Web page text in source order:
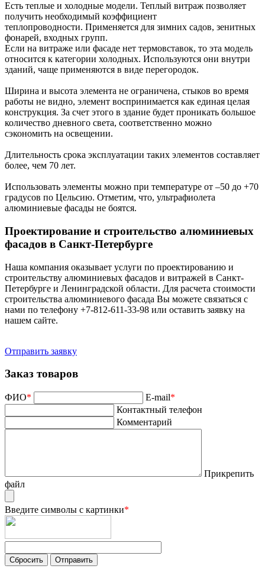
Есть теплые и холодные модели. Теплый витраж позволяет
получить необходимый коэффициент
теплопроводности. Применяется для зимних садов, зенитных
фонарей, входных групп.
Если на витраже или фасаде нет термовставок, то эта модель
относится к категории холодных. Используются они внутри
зданий, чаще применяются в виде перегородок.
Ширина и высота элемента не ограничена, стыков во время
работы не видно, элемент воспринимается как единая целая
конструкция. За счет этого в здание будет проникать большое
количество дневного света, соответственно можно
сэкономить на освещении.
Длительность срока эксплуатации таких элементов составляет
более, чем 70 лет.
Использовать элементы можно при температуре от –50 до +70
градусов по Цельсию. Отметим, что, ультрафиолета
алюминиевые фасады не боятся.
Проектирование и строительство алюминиевых
фасадов в Санкт-Петербурге
Наша компания оказывает услуги по проектированию и
строительству алюминиевых фасадов и витражей в Санкт-
Петербурге и Ленинградской области. Для расчета стоимости
строительства алюминиевого фасада Вы можете связаться с
нами по телефону +7-812-611-33-98 или оставить заявку на
нашем сайте.
Отправить заявку
Заказ товаров
ФИО* E-mail*
Контактный телефон
Комментарий
Прикрепить
файл
Введите символы с картинки*